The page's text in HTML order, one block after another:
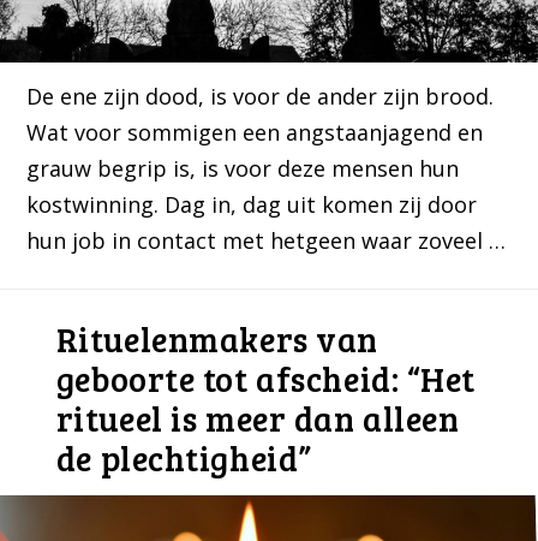
De ene zijn dood, is voor de ander zijn brood.
Wat voor sommigen een angstaanjagend en
grauw begrip is, is voor deze mensen hun
kostwinning. Dag in, dag uit komen zij door
hun job in contact met hetgeen waar zoveel …
Rituelenmakers van
geboorte tot afscheid: “Het
ritueel is meer dan alleen
de plechtigheid”